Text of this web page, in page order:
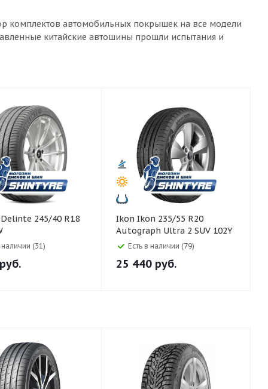
комплектов автомобильных покрышек на все модели
китайские автошины прошли испытания и
наличии (31)
руб.
Ikon Ikon 235/55 R20
Autograph Ultra 2 SUV 102Y
Есть в наличии (79)
25 440 руб.